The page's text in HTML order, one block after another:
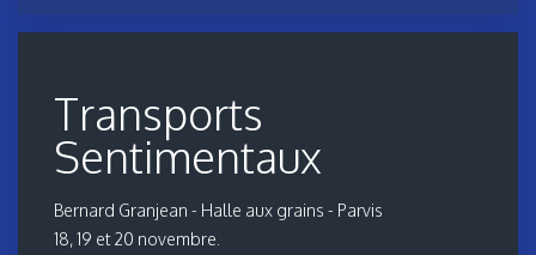
Transports
Sentimentaux
Bernard Granjean - Halle aux grains - Parvis
18, 19 et 20 novembre.